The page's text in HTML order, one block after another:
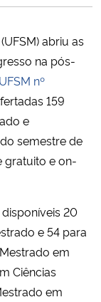
abriu as
na pós-
nº
159
e
semestre de
gratuito e on-
20
e 54 para
em
Ciências
em